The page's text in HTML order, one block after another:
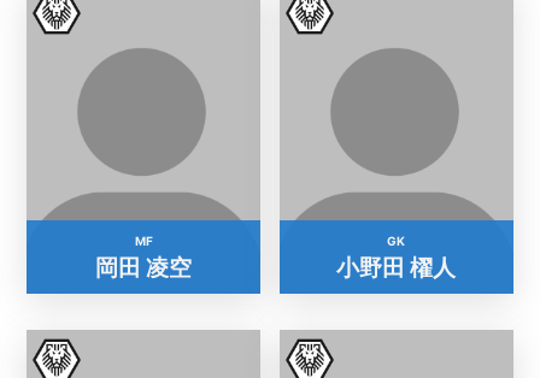
MF
岡田 凌空
GK
小野田 櫂人